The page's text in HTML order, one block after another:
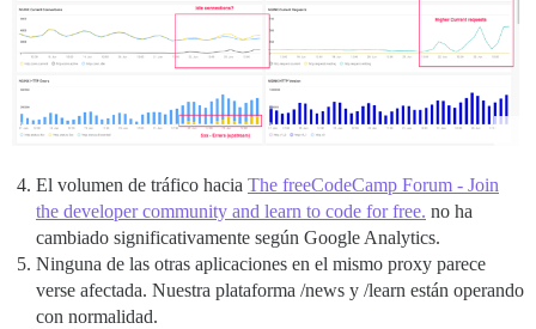
El volumen de tráfico hacia The freeCodeCamp Forum - Join
the developer community and learn to code for free. no ha
cambiado significativamente según Google Analytics.
Ninguna de las otras aplicaciones en el mismo proxy parece
verse afectada. Nuestra plataforma /news y /learn están operando
con normalidad.